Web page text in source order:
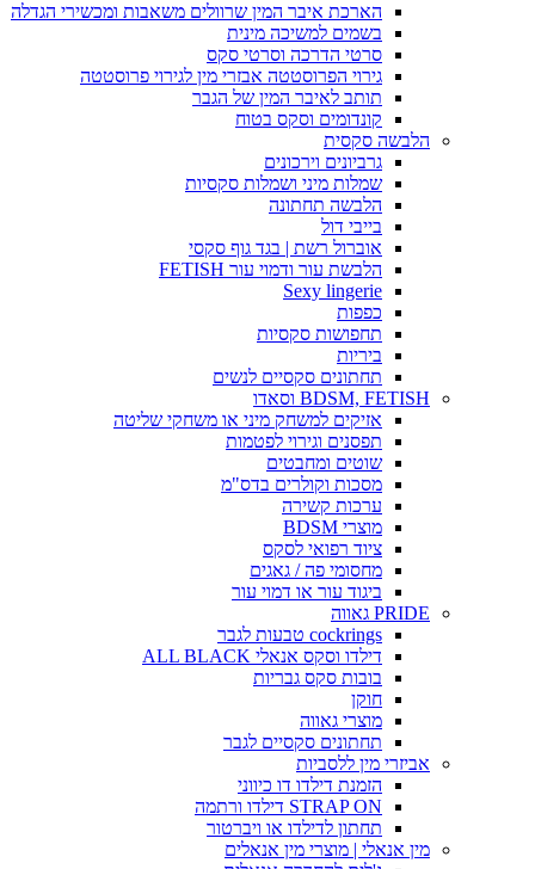
הארכת איבר המין שרוולים משאבות ומכשירי הגדלה
בשמים למשיכה מינית
סרטי הדרכה וסרטי סקס
גירוי הפרוסטטה אבזרי מין לגירוי פרוסטטה
תותב לאיבר המין של הגבר
קונדומים וסקס בטוח
הלבשה סקסית
גרביונים וירכונים
שמלות מיני ושמלות סקסיות
הלבשה תחתונה
בייבי דול
אוברול רשת | בגד גוף סקסי
הלבשת עור ודמוי עור FETISH
Sexy lingerie
כפפות
תחפושות סקסיות
ביריות
תחתונים סקסיים לנשים
BDSM, FETISH וסאדו
אזיקים למשחק מיני או משחקי שליטה
תפסנים וגירוי לפטמות
שוטים ומחבטים
מסכות וקולרים בדס"מ
ערכות קשירה
מוצרי BDSM
ציוד רפואי לסקס
מחסומי פה / גאגים
ביגוד עור או דמוי עור
PRIDE גאווה
cockrings טבעות לגבר
דילדו וסקס אנאלי ALL BLACK
בובות סקס גבריות
חוקן
מוצרי גאווה
תחתונים סקסיים לגבר
אביזרי מין ללסביות
הזמנת דילדו דו כיווני
STRAP ON דילדו ורתמה
תחתון לדילדו או ויברטור
מין אנאלי | מוצרי מין אנאלים